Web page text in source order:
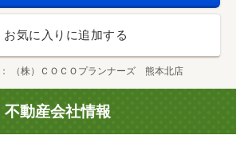
お気に入りに追加する
（株）ＣＯＣＯプランナーズ 熊本北店
不動産会社情報